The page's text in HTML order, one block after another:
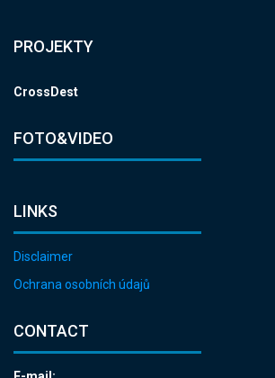
PROJEKTY
CrossDest
FOTO&VIDEO
LINKS
Disclaimer
Ochrana osobních údajů
CONTACT